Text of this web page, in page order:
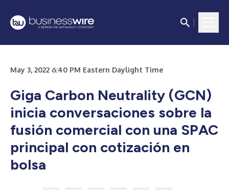
May 3, 2022 6:40 PM Eastern Daylight Time
Giga Carbon Neutrality (GCN)
inicia conversaciones sobre la
fusión comercial con una SPAC
principal con cotización en
bolsa